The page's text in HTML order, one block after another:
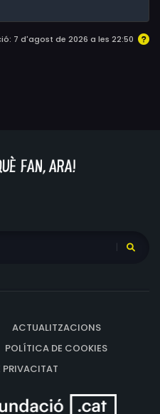
7 d'agost de 2026 a les 22:50
ACTUALITZACIONS
POLÍTICA DE COOKIES
PRIVACITAT